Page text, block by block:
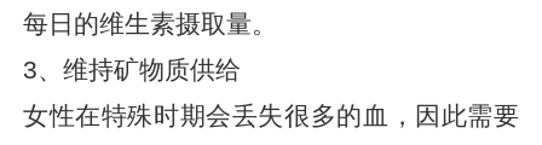
每日的维生素摄取量。
3、维持矿物质供给
女性在特殊时期会丢失很多的血，因此需要